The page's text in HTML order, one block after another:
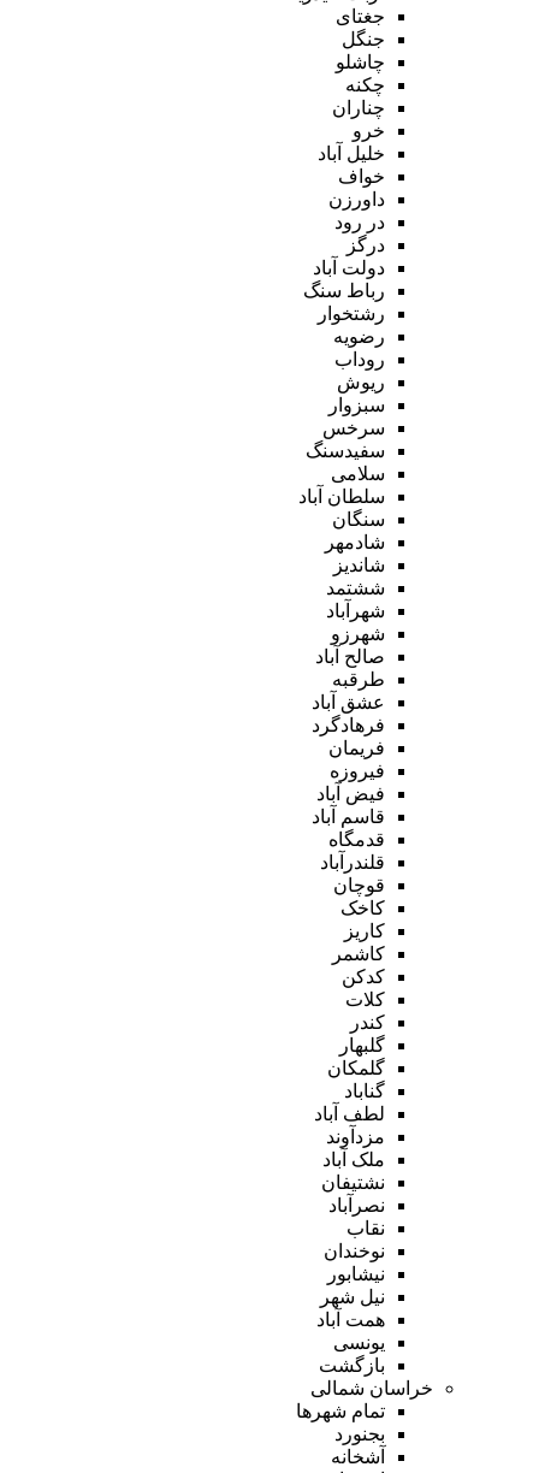
جغتای
جنگل
چاشلو
چکنه
چناران
خرو
خلیل آباد
خواف
داورزن
در رود
درگز
دولت آباد
رباط سنگ
رشتخوار
رضویه
روداب
ریوش
سبزوار
سرخس
سفیدسنگ
سلامی
سلطان آباد
سنگان
شادمهر
شاندیز
ششتمد
شهرآباد
شهرزو
صالح آباد
طرقبه
عشق آباد
فرهادگرد
فریمان
فیروزه
فیض آباد
قاسم آباد
قدمگاه
قلندرآباد
قوچان
کاخک
کاریز
کاشمر
کدکن
کلات
کندر
گلبهار
گلمکان
گناباد
لطف آباد
مزدآوند
ملک آباد
نشتیفان
نصرآباد
نقاب
نوخندان
نیشابور
نیل شهر
همت آباد
یونسی
بازگشت
خراسان شمالی
تمام شهر‌ها
بجنورد
آشخانه